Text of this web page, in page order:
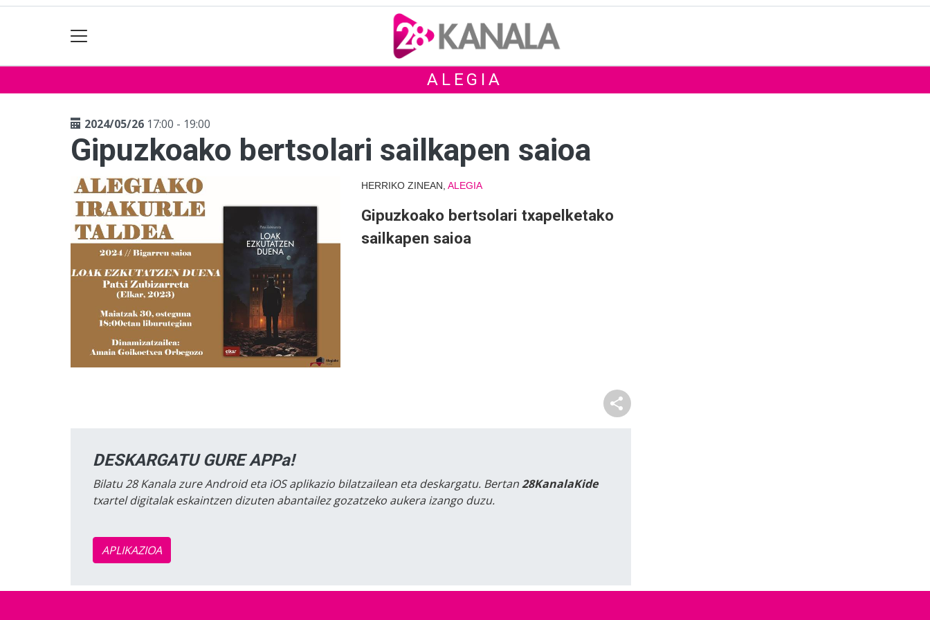
ALEGIA
2024/05/26 17:00 - 19:00
Gipuzkoako bertsolari sailkapen saioa
HERRIKO ZINEAN, ALEGIA
Gipuzkoako bertsolari txapelketako
sailkapen saioa
DESKARGATU GURE APPa!
Bilatu 28 Kanala zure Android eta iOS aplikazio bilatzailean eta deskargatu. Bertan28KanalaKide
txartel digitalak eskaintzen dizuten abantailez gozatzeko aukera izango duzu.
APLIKAZIOA